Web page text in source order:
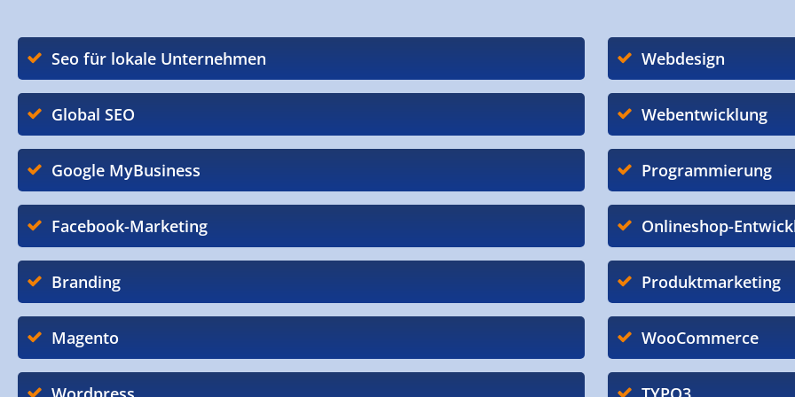
Seo für lokale Unternehmen
Global SEO
Google MyBusiness
Facebook-Marketing
Branding
Magento
Webdesign
Webentwicklung
Programmierung
Onlineshop-
Produktmarketing
WooCommerce